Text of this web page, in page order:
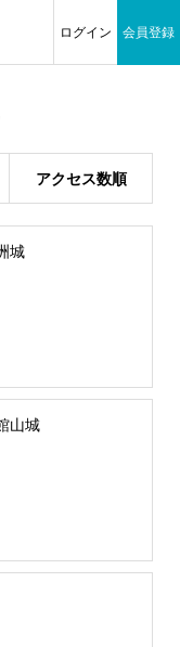
ログイン 会員登録
アクセス数順
城
山城